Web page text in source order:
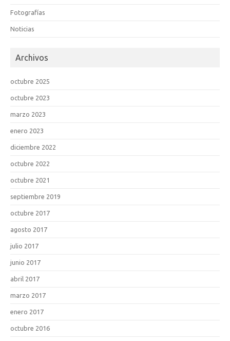
Fotografías
Noticias
Archivos
octubre 2025
octubre 2023
marzo 2023
enero 2023
diciembre 2022
octubre 2022
octubre 2021
septiembre 2019
octubre 2017
agosto 2017
julio 2017
junio 2017
abril 2017
marzo 2017
enero 2017
octubre 2016